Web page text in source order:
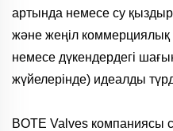
артында немесе су
және жеңіл коммерциялық
немесе дүкендердегі
жүйелерінде) идеалды
BOTE Valves компаниясы